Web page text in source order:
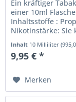
Ein kräftiger
einer 10ml
Inhaltsstoffe :
Nikotinstärke: Sie
Inhalt 10 Milliliter
9,95 € *
Merken